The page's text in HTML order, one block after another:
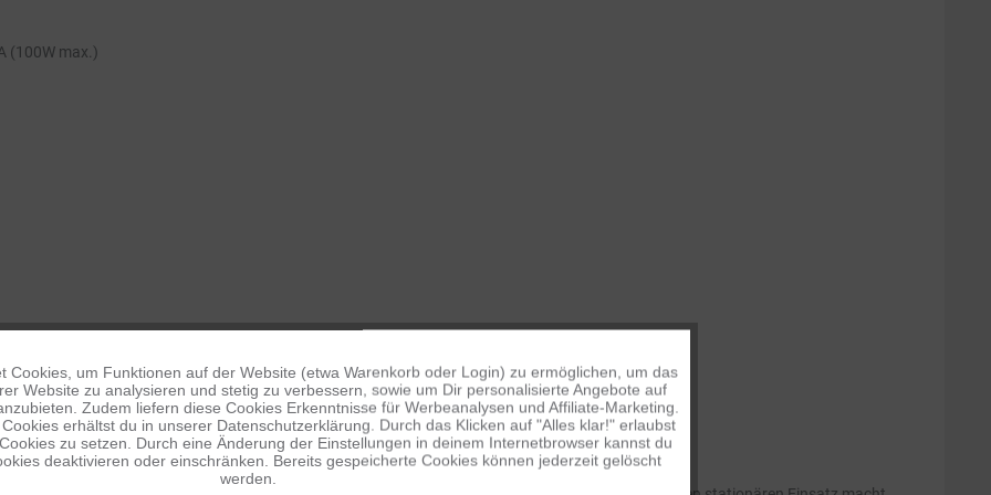
(100W max.)
Aktiv
Inaktiv
Cookies, um Funktionen auf der Website (etwa Warenkorb oder Login) zu ermöglichen, um das
Website zu analysieren und stetig zu verbessern, sowie um Dir personalisierte Angebote auf
Zudem liefern diese Cookies Erkenntnisse für Werbeanalysen und Affiliate-Marketing.
erhältst du in unserer Datenschutzerklärung. Durch das Klicken auf "Alles klar!" erlaubst
zu setzen. Durch eine Änderung der Einstellungen in deinem Internetbrowser kannst du
deaktivieren oder einschränken. Bereits gespeicherte Cookies können jederzeit gelöscht
werden.